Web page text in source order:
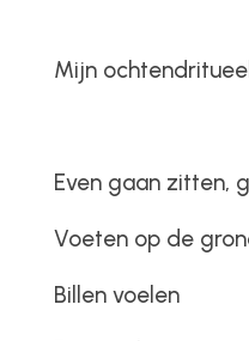
Mijn
Even gaan zitten,
Voeten op de
Billen voelen